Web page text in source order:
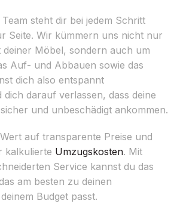
steht dir bei jedem Schritt
Seite. Wir kümmern uns nicht nur
Möbel, sondern auch um
Auf- und Abbauen sowie das
dich also entspannt
darauf verlassen, dass deine
und unbeschädigt ankommen.
auf transparente Preise und
kalkulierte Umzugskosten. Mit
Service kannst du das
am besten zu deinen
Budget passt.